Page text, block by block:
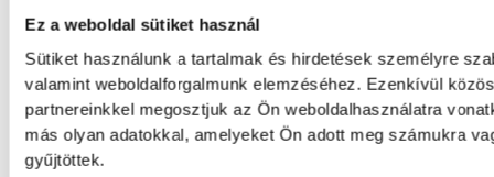
Ez a weboldal sütiket használ
Sütiket használunk a tartalmak és hirdetések személyre
valamint weboldalforgalmunk elemzéséhez. Ezenkívül
partnereinkkel megosztjuk az Ön weboldalhasználatra
más olyan adatokkal, amelyeket Ön adott meg számukra
gyűjtöttek.
A magyar válogatott Vitális Milán a Varga
Athén labdarúgócsapatában folytatja
Betlehem szerint az idő
környezetben találna